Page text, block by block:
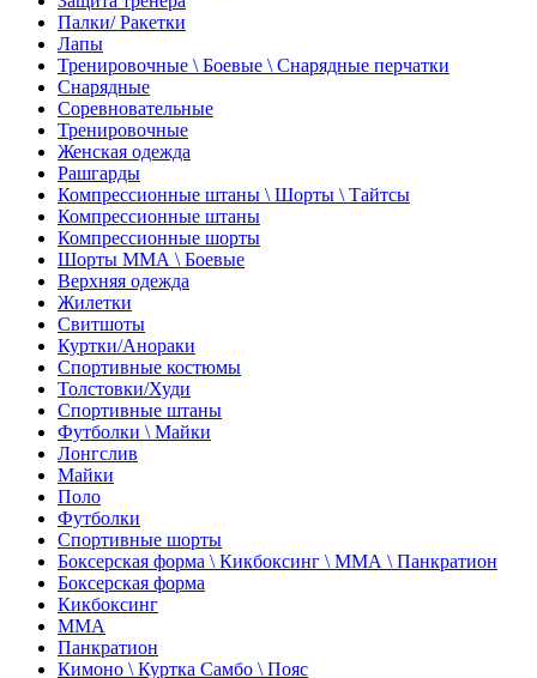
Палки/ Ракетки
Лапы
Тренировочные \ Боевые \ Снарядные перчатки
Снарядные
Соревновательные
Тренировочные
Женская одежда
Рашгарды
Компрессионные штаны \ Шорты \ Тайтсы
Компрессионные штаны
Компрессионные шорты
Шорты ММА \ Боевые
Верхняя одежда
Жилетки
Свитшоты
Куртки/Анораки
Спортивные костюмы
Толстовки/Худи
Спортивные штаны
Футболки \ Майки
Лонгслив
Майки
Поло
Футболки
Спортивные шорты
Боксерская форма \ Кикбоксинг \ ММА \ Панкратион
Боксерская форма
Кикбоксинг
ММА
Панкратион
Кимоно \ Куртка Самбо \ Пояс